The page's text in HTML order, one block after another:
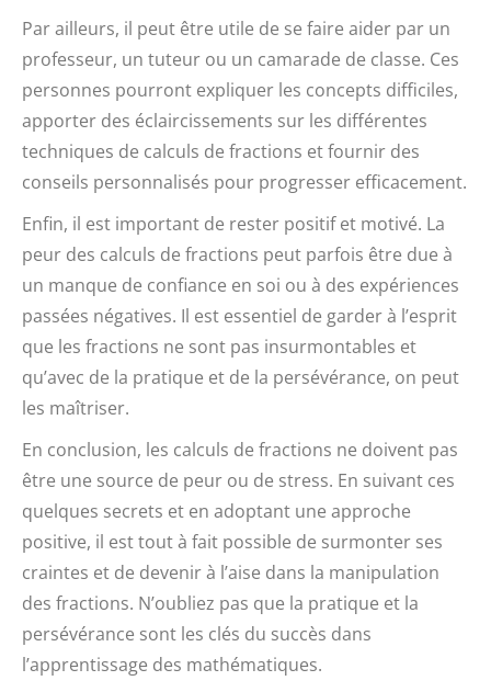
Par ailleurs, il peut être utile de se faire aider par un
professeur, un tuteur ou un camarade de classe. Ces
personnes pourront expliquer les concepts difficiles,
apporter des éclaircissements sur les différentes
techniques de calculs de fractions et fournir des
conseils personnalisés pour progresser efficacement.
Enfin, il est important de rester positif et motivé. La
peur des calculs de fractions peut parfois être due à
un manque de confiance en soi ou à des expériences
passées négatives. Il est essentiel de garder à l’esprit
que les fractions ne sont pas insurmontables et
qu’avec de la pratique et de la persévérance, on peut
les maîtriser.
En conclusion, les calculs de fractions ne doivent pas
être une source de peur ou de stress. En suivant ces
quelques secrets et en adoptant une approche
positive, il est tout à fait possible de surmonter ses
craintes et de devenir à l’aise dans la manipulation
des fractions. N’oubliez pas que la pratique et la
persévérance sont les clés du succès dans
l’apprentissage des mathématiques.